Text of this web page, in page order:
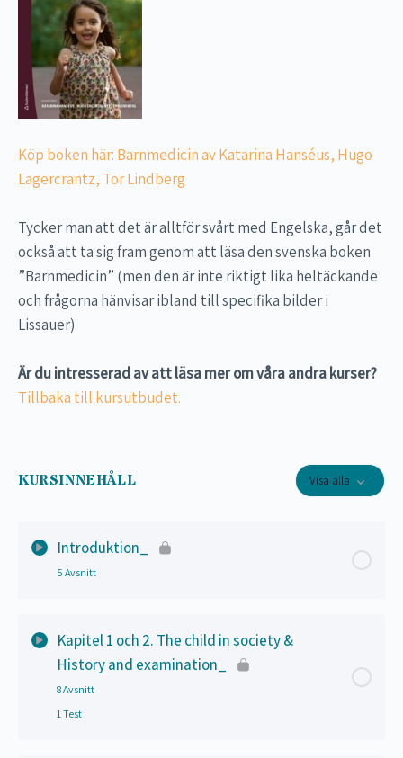
Köp boken här: Barnmedicin av Katarina Hanséus, Hugo
Lagercrantz, Tor Lindberg
Tycker man att det är alltför svårt med Engelska, går det
också att ta sig fram genom att läsa den svenska boken
”Barnmedicin” (men den är inte riktigt lika heltäckande
och frågorna hänvisar ibland till specifika bilder i
Lissauer)
Är du intresserad av att läsa mer om våra andra kurser?
Tillbaka till kursutbudet.
KURSINNEHÅLL Visa alla
Introduktion_
5 Avsnitt
Möt Kajsa – hjälper dig vid problem_
Kapitel 1 och 2. The child in society &
History and examination_
8 Avsnitt
1 Test